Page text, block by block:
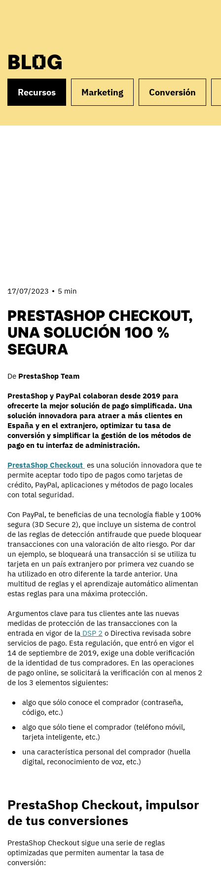
BLOG
Recursos Marketing Conversión
17/07/2023 5 min
PRESTASHOP CHECKOUT,
UNA SOLUCIÓN 100 %
SEGURA
De PrestaShop Team
PrestaShop y PayPal colaboran desde 2019 para
ofrecerte la mejor solución de pago simplificada. Una
solución innovadora para atraer a más clientes en
España y en el extranjero, optimizar tu tasa de
conversión y simplificar la gestión de los métodos de
pago en tu interfaz de administración.
PrestaShop Checkout es una solución innovadora que te
permite aceptar todo tipo de pagos como tarjetas de
crédito, PayPal, aplicaciones y métodos de pago locales
con total seguridad.
Con PayPal, te beneficias de una tecnología fiable y 100%
segura (3D Secure 2), que incluye un sistema de control
de las reglas de detección antifraude que puede bloquear
transacciones con una valoración de alto riesgo. Por dar
un ejemplo, se bloqueará una transacción si se utiliza tu
tarjeta en un país extranjero por primera vez cuando se
ha utilizado en otro diferente la tarde anterior. Una
multitud de reglas y el aprendizaje automático alimentan
estas reglas para una máxima protección.
Argumentos clave para tus clientes ante las nuevas
medidas de protección de las transacciones con la
entrada en vigor de la DSP 2 o Directiva revisada sobre
servicios de pago. Esta regulación, que entró en vigor el
14 de septiembre de 2019, exige una doble verificación
de la identidad de tus compradores. En las operaciones
de pago online, se solicitará la verificación con al menos 2
de los 3 elementos siguientes:
algo que sólo conoce el comprador (contraseña,
código, etc.)
algo que sólo tiene el comprador (teléfono móvil,
tarjeta inteligente, etc.)
una característica personal del comprador (huella
digital, reconocimiento de voz, etc.)
PrestaShop Checkout, impulsor
de tus conversiones
PrestaShop Checkout sigue una serie de reglas
optimizadas que permiten aumentar la tasa de
conversión: